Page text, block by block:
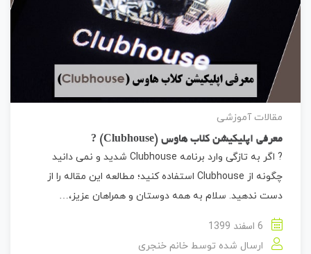
مقالات آموزشی
معرفی اپلیکیشن کلاب هاوس (Clubhouse) ?
? اگر به تازگی وارد برنامه Clubhouse شدید و نمی دانید
چگونه از Clubhouse استفاده کنید؛ مطالعه این مقاله را از
دست ندهید. سلام به همه دوستان و همراهان عزیز،…
ارسال شده توسط خانم خنجری